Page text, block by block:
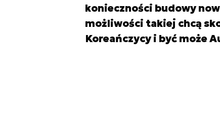
konieczności budowy
możliwości takiej chcą
Koreańczycy i być może